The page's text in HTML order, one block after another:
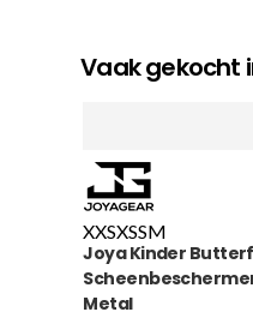
Vaak gekocht
XXSXSSM
Joya Kinder
Metal